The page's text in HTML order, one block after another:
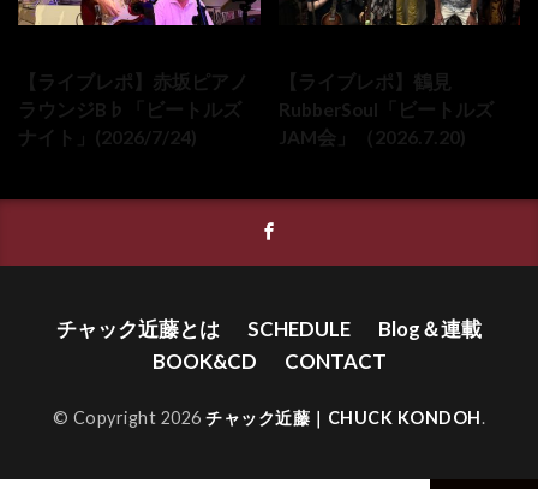
【ライブレポ】赤坂ピアノ
ラウンジB♭「ビートルズ
ナイト」(2026/7/24)
【ライブレポ】鶴見
RubberSoul「ビートルズ
JAM会」（2026.7.20)
チャック近藤とは SCHEDULE
Blog＆連載
BOOK&CD
CONTACT
© Copyright 2026チャック近藤｜CHUCK KONDOH.